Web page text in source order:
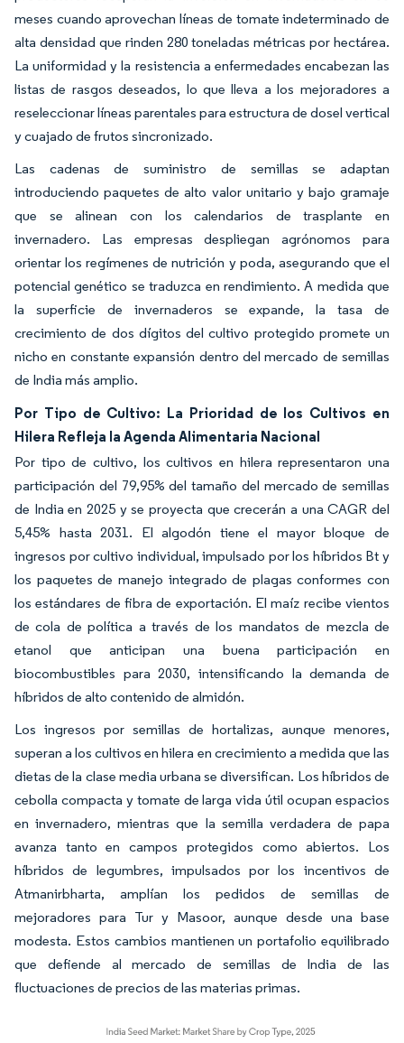
meses cuando aprovechan líneas de tomate indeterminado de
alta densidad que rinden 280 toneladas métricas por hectárea.
La uniformidad y la resistencia a enfermedades encabezan las
listas de rasgos deseados, lo que lleva a los mejoradores a
reseleccionar líneas parentales para estructura de dosel vertical
y cuajado de frutos sincronizado.
Las cadenas de suministro de semillas se adaptan
introduciendo paquetes de alto valor unitario y bajo gramaje
que se alinean con los calendarios de trasplante en
invernadero. Las empresas despliegan agrónomos para
orientar los regímenes de nutrición y poda, asegurando que el
potencial genético se traduzca en rendimiento. A medida que
la superficie de invernaderos se expande, la tasa de
crecimiento de dos dígitos del cultivo protegido promete un
nicho en constante expansión dentro del mercado de semillas
de India más amplio.
Por Tipo de Cultivo: La Prioridad de los Cultivos en
Hilera Refleja la Agenda Alimentaria Nacional
Por tipo de cultivo, los cultivos en hilera representaron una
participación del 79,95% del tamaño del mercado de semillas
de India en 2025 y se proyecta que crecerán a una CAGR del
5,45% hasta 2031. El algodón tiene el mayor bloque de
ingresos por cultivo individual, impulsado por los híbridos Bt y
los paquetes de manejo integrado de plagas conformes con
los estándares de fibra de exportación. El maíz recibe vientos
de cola de política a través de los mandatos de mezcla de
etanol que anticipan una buena participación en
biocombustibles para 2030, intensificando la demanda de
híbridos de alto contenido de almidón.
Los ingresos por semillas de hortalizas, aunque menores,
superan a los cultivos en hilera en crecimiento a medida que las
dietas de la clase media urbana se diversifican. Los híbridos de
cebolla compacta y tomate de larga vida útil ocupan espacios
en invernadero, mientras que la semilla verdadera de papa
avanza tanto en campos protegidos como abiertos. Los
híbridos de legumbres, impulsados por los incentivos de
Atmanirbharta, amplían los pedidos de semillas de
mejoradores para Tur y Masoor, aunque desde una base
modesta. Estos cambios mantienen un portafolio equilibrado
que defiende al mercado de semillas de India de las
fluctuaciones de precios de las materias primas.